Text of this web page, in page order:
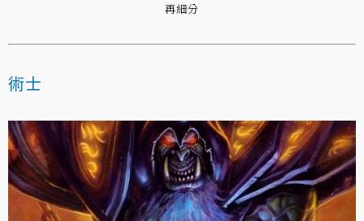
再細分
術士